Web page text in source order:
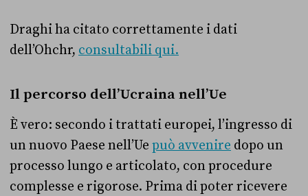
Draghi ha citato correttamente i dati
dell’Ohchr, consultabili qui.
Il percorso dell’Ucraina nell’Ue
È vero: secondo i trattati europei, l’ingresso di
un nuovo Paese nell’Ue può avvenire dopo un
processo lungo e articolato, con procedure
complesse e rigorose. Prima di poter ricevere